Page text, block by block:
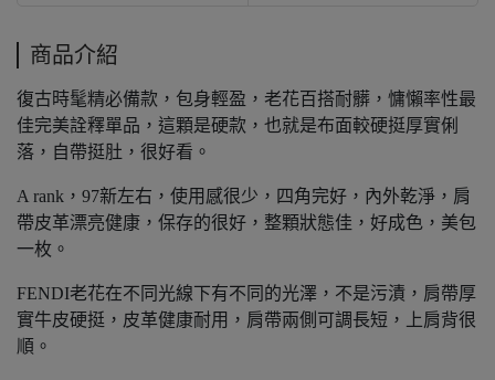
商品介紹
復古時髦精必備款，包身輕盈，老花百搭耐髒，慵懶率性最
佳完美詮釋單品，這顆是硬款，也就是布面較硬挺厚實俐
落，自帶挺肚，很好看。
A rank，97新左右，使用感很少，四角完好，內外乾淨，肩
帶皮革漂亮健康，保存的很好，整顆狀態佳，好成色，美包
一枚。
FENDI老花在不同光線下有不同的光澤，不是污漬，肩帶厚
實牛皮硬挺，皮革健康耐用，肩帶兩側可調長短，上肩背很
順。